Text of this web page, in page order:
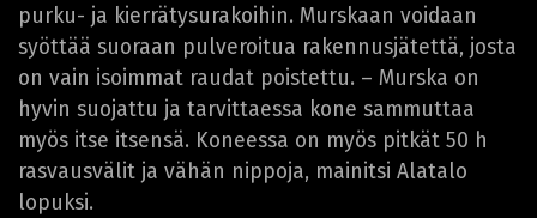
purku- ja kierrätysurakoihin. Murskaan voidaan
syöttää suoraan pulveroitua rakennusjätettä, josta
on vain isoimmat raudat poistettu. – Murska on
hyvin suojattu ja tarvittaessa kone sammuttaa
myös itse itsensä. Koneessa on myös pitkät 50 h
rasvausvälit ja vähän nippoja, mainitsi Alatalo
lopuksi.